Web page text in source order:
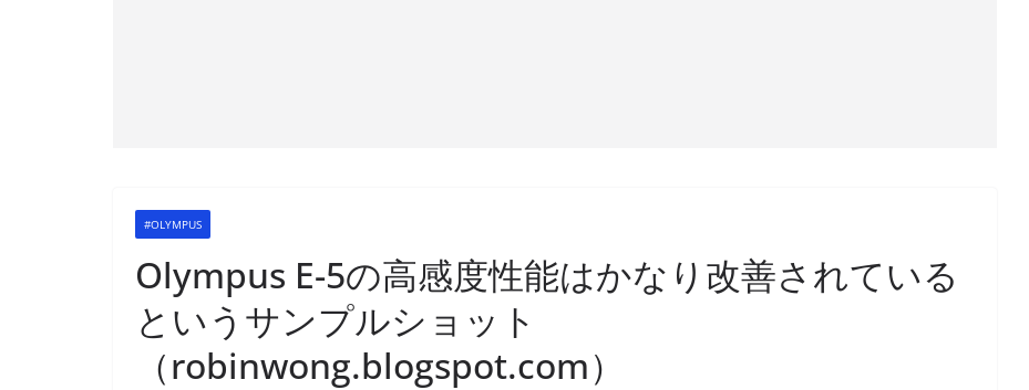
#OLYMPUS
Olympus E-5の高感度性能はかなり改善されている
というサンプルショット
（robinwong.blogspot.com）